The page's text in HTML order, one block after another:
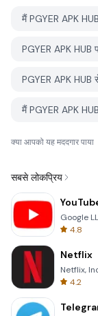
मैं PGYER APK
क्या आपको यह मददगार पाया
सबसे लोकप्रिय
Google
4.8
Netflix
Netflix,
4.2